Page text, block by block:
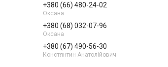
+380 (66) 480-24-02
Оксана
+380 (68) 032-07-96
Оксана
+380 (67) 490-56-30
Констянтин Анатолійович